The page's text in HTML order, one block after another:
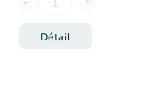
Détail